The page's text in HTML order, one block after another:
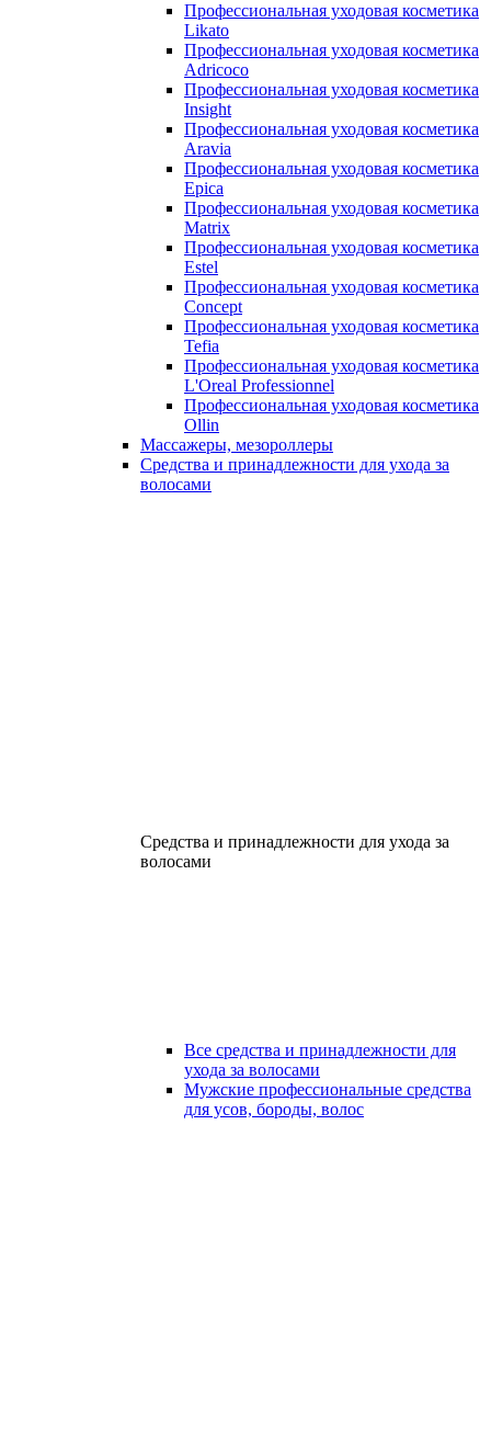
Профессиональная уходовая косметика
Likato
Профессиональная уходовая косметика
Adricoco
Профессиональная уходовая косметика
Insight
Профессиональная уходовая косметика
Aravia
Профессиональная уходовая косметика
Epica
Профессиональная уходовая косметика
Matrix
Профессиональная уходовая косметика
Estel
Профессиональная уходовая косметика
Concept
Профессиональная уходовая косметика
Tefia
Профессиональная уходовая косметика
L'Oreal Professionnel
Профессиональная уходовая косметика
Ollin
Массажеры, мезороллеры
Средства и принадлежности для ухода за
волосами
Средства и принадлежности для ухода за
волосами
Все средства и принадлежности для
ухода за волосами
Мужские профессиональные средства
для усов, бороды, волос